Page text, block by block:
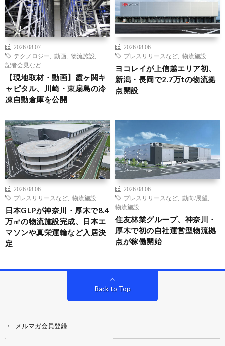
2026.08.07
テクノロジー
動画 物流施設
記者会見など
【現地取材・動画】霞ヶ関キ
ャピタル、川崎・東扇島の冷
凍自動倉庫を公開
2026.08.06
プレスリリースなど
物流施設
ヨコレイが上信越エリア初、
新潟・長岡で2.7万tの物流拠
点開設
2026.08.06
プレスリリースなど
物流施設
日本GLPが神奈川・厚木で8.4
万㎡の物流施設完成、日本エ
マソンや真栄運輸など入居決
定
2026.08.06
プレスリリースなど
動向/展望
物流施設
住友林業グループ、神奈川・
厚木で初の自社運営型物流拠
点が稼働開始
Back to Top
メルマガ会員登録